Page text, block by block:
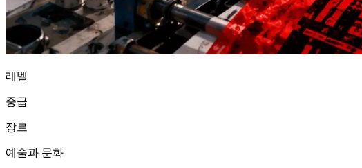
레벨
중급
장르
예술과 문화